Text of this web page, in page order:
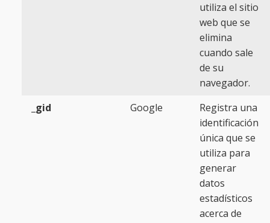
utiliza el sitio
web que se
elimina
cuando sale
de su
navegador.
_gid
Google
Registra una
identificación
única que se
utiliza para
generar
datos
estadísticos
acerca de